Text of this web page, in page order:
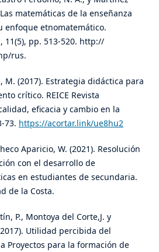
matemáticas de la enseñanza
enfoque etnomatemático.
11(5), pp. 513-520. http://
rus.
M. (2017). Estrategia didáctica para
crítico. REICE Revista
eficacia y cambio en la
73. https://acortar.link/ue8hu2
Aparicio, W. (2021). Resolución
con el desarrollo de
en estudiantes de secundaria.
de la Costa.
P., Montoya del Corte,J. y
Utilidad percibida del
Proyectos para la formación de